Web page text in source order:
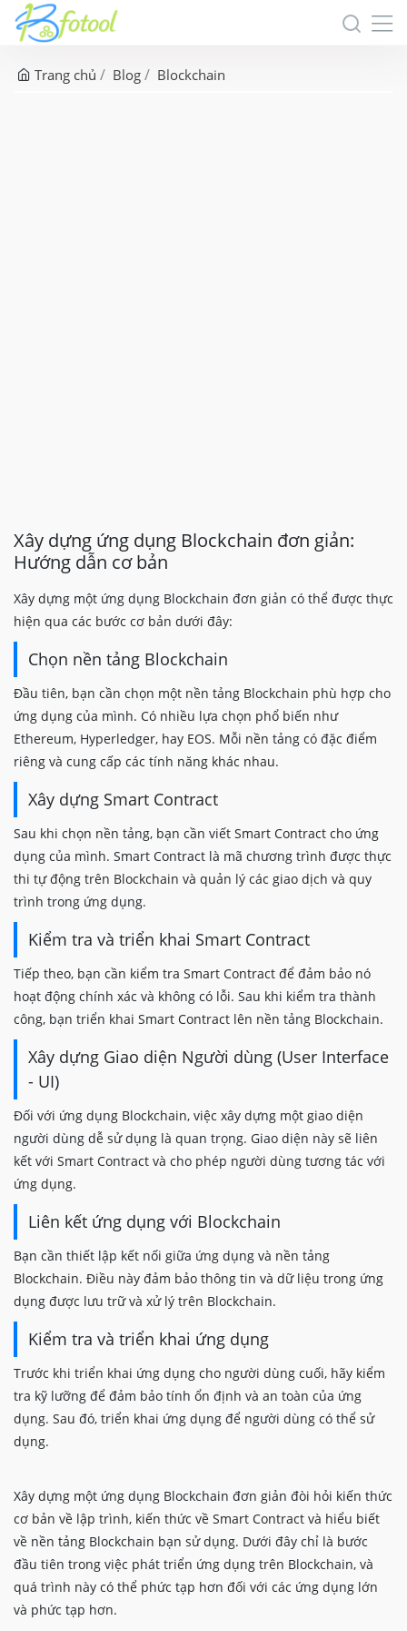
Trang chủ Blog Blockchain
Xây dựng ứng dụng Blockchain đơn giản:
Hướng dẫn cơ bản
Xây dựng một ứng dụng Blockchain đơn giản có thể được thực
hiện qua các bước cơ bản dưới đây:
Chọn nền tảng Blockchain
Đầu tiên, bạn cần chọn một nền tảng Blockchain phù hợp cho
ứng dụng của mình. Có nhiều lựa chọn phổ biến như
Ethereum, Hyperledger, hay EOS. Mỗi nền tảng có đặc điểm
riêng và cung cấp các tính năng khác nhau.
Xây dựng Smart Contract
Sau khi chọn nền tảng, bạn cần viết Smart Contract cho ứng
dụng của mình. Smart Contract là mã chương trình được thực
thi tự động trên Blockchain và quản lý các giao dịch và quy
trình trong ứng dụng.
Kiểm tra và triển khai Smart Contract
Tiếp theo, bạn cần kiểm tra Smart Contract để đảm bảo nó
hoạt động chính xác và không có lỗi. Sau khi kiểm tra thành
công, bạn triển khai Smart Contract lên nền tảng Blockchain.
Xây dựng Giao diện Người dùng (User Interface
- UI)
Đối với ứng dụng Blockchain, việc xây dựng một giao diện
người dùng dễ sử dụng là quan trọng. Giao diện này sẽ liên
kết với Smart Contract và cho phép người dùng tương tác với
ứng dụng.
Liên kết ứng dụng với Blockchain
Bạn cần thiết lập kết nối giữa ứng dụng và nền tảng
Blockchain. Điều này đảm bảo thông tin và dữ liệu trong ứng
dụng được lưu trữ và xử lý trên Blockchain.
Kiểm tra và triển khai ứng dụng
Trước khi triển khai ứng dụng cho người dùng cuối, hãy kiểm
tra kỹ lưỡng để đảm bảo tính ổn định và an toàn của ứng
dụng. Sau đó, triển khai ứng dụng để người dùng có thể sử
dụng.
Xây dựng một ứng dụng Blockchain đơn giản đòi hỏi kiến thức
cơ bản về lập trình, kiến thức về Smart Contract và hiểu biết
về nền tảng Blockchain bạn sử dụng. Dưới đây chỉ là bước
đầu tiên trong việc phát triển ứng dụng trên Blockchain, và
quá trình này có thể phức tạp hơn đối với các ứng dụng lớn
và phức tạp hơn.